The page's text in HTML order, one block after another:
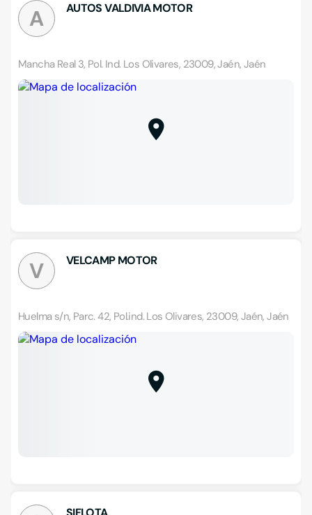
A AUTOS VALDIVIA MOTOR
Mancha Real 3, Pol. Ind. Los Olivares, 23009, Jaén, Jaén
V VELCAMP MOTOR
Huelma s/n, Parc. 42, Pol.ind. Los Olivares, 23009, Jaén, Jaén